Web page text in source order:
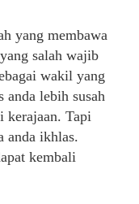
yang membawa
salah wajib
wakil yang
anda lebih susah
kerajaan. Tapi
anda ikhlas.
kembali